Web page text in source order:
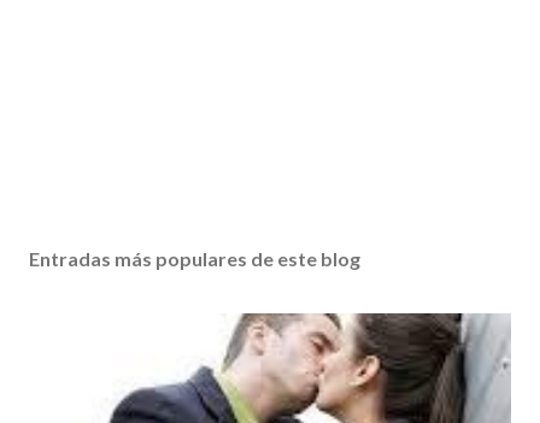
Entradas más populares de este blog